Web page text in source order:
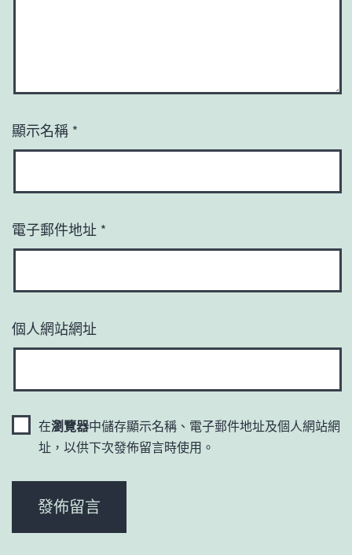
顯示名稱 *
電子郵件地址 *
個人網站網址
在瀏覽器中儲存顯示名稱、電子郵件地址及個人網站網
址，以供下次發佈留言時使用。